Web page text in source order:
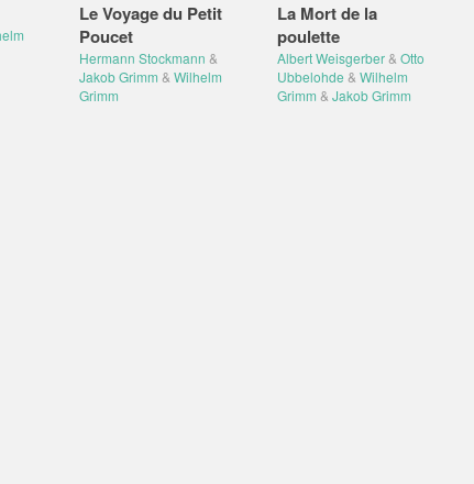
Le Voyage du Petit
Poucet
Hermann Stockmann &
Jakob Grimm & Wilhelm
Grimm
La Mort de la
poulette
Albert Weisgerber & Otto
Ubbelohde & Wilhelm
Grimm & Jakob Grimm